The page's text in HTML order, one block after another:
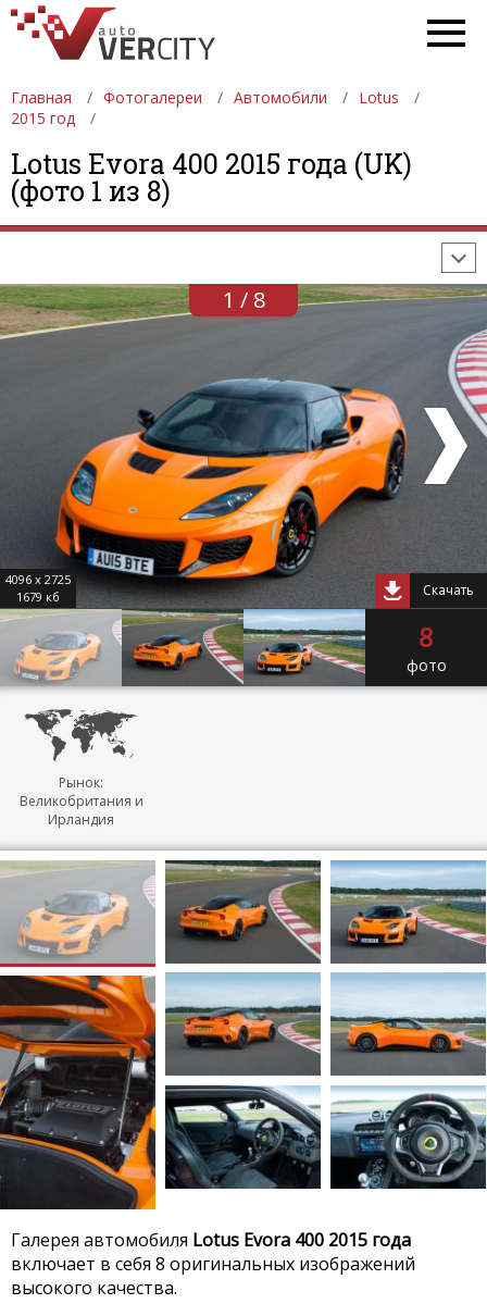
Главная Фотогалереи Автомобили
Lotus
2015 год
Lotus Evora 400 2015 года (UK)
(фото 1 из 8)
ФОТОГАЛЕРЕИ АВТОМОБИЛИ
ДЕВУШКИ
АВТОСАЛОНЫ
ФОРМУЛА-1
1 / 8
4096 x 2725
1679 кб
Скачать
8
фото
Рынок:
Великобритания и
Ирландия
Галерея автомобиля Lotus Evora 400 2015 года
включает в себя 8 оригинальных изображений
высокого качества.